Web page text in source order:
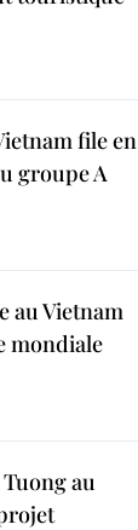
file en
groupe A
au Vietnam
mondiale
au